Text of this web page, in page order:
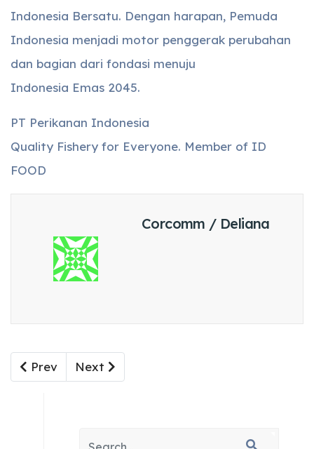
Indonesia Bersatu. Dengan harapan, Pemuda
Indonesia menjadi motor penggerak perubahan
dan bagian dari fondasi menuju
Indonesia Emas 2045.
PT Perikanan Indonesia
Quality Fishery for Everyone. Member of ID
FOOD
Corcomm / Deliana
Previous article: Perkuat Maritim Indonesia, ID
Prev Next article: PT Perikanan Indonesia
Next